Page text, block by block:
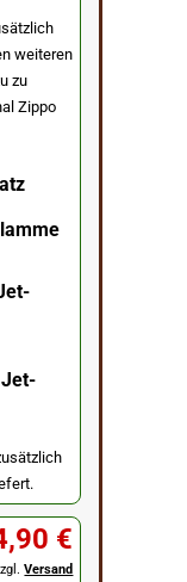
weiteren
zu
Zippo
€
Versand